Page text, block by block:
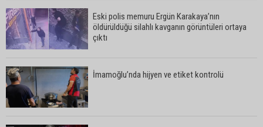
Eski polis memuru Ergün Karakaya’nın
öldürüldüğü silahlı kavganın görüntüleri ortaya
çıktı
İmamoğlu’nda hijyen ve etiket kontrolü